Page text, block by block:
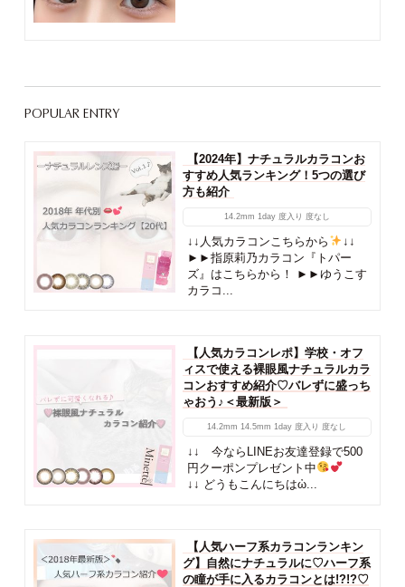
POPULAR ENTRY
【2024年】ナチュラルカラコンお
すすめ人気ランキング！5つの選び
方も紹介
14.2mm 1day 度入り 度なし
↓↓人気カラコンこちらから
↓↓
►►指原莉乃カラコン『トパー
ズ』はこちらから！ ►►ゆうこす
カラコ...
【人気カラコンレポ】学校・オフ
ィスで使える裸眼風ナチュラルカラ
コンおすすめ紹介♡バレずに盛っち
ゃおう♪＜最新版＞
14.2mm 14.5mm 1day 度入り 度なし
↓↓ 今ならLINEお友達登録で500
円クーポンプレゼント中
↓↓ どうもこんにちはὠ...
【人気ハーフ系カラコンランキン
グ】自然にナチュラルに♡ハーフ系
の瞳が手に入るカラコンとは!?!?♡